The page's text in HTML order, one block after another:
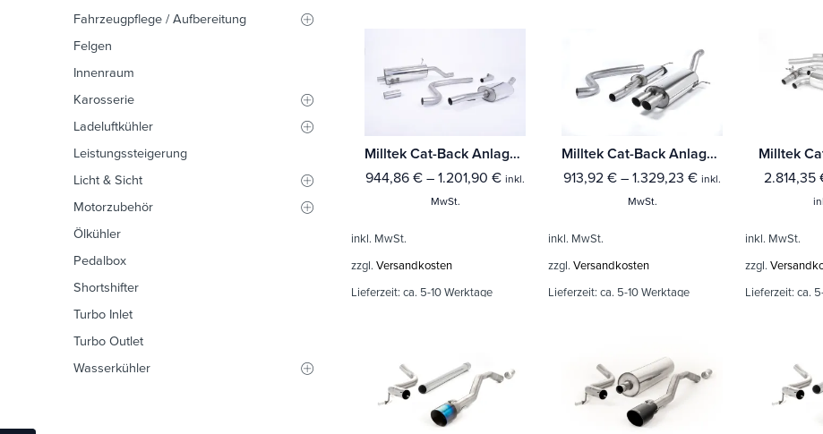
Milltek Cat-Back Anlage Ford Fiesta Mk8 1.0T EcoBoost ST-Line 3 & 5-Türer (Ohne-(Fahrzeuge mit OPF) Mit TÜV / ECE Zulassung!
944,86 € – 1.201,90 € inkl.
MwSt.
inkl. MwSt.
zzgl. Versandkosten
Lieferzeit: ca. 5-10 Werktage
Milltek Cat-Back Anlage Ford Fiesta Mk7/Mk7.5 ST 1.6 litre EcoBoost 182PS & ST200 Mit TÜV / ECE Zulassung!
913,92 € – 1.329,23 € inkl.
MwSt.
inkl. MwSt.
zzgl. Versandkosten
Lieferzeit: ca. 5-10 Werktage
2.814,35
inkl. MwSt.
zzgl.
Lieferzeit: ca.
Fahrzeugpflege / Aufbereitung
Felgen
Innenraum
Karosserie
Ladeluftkühler
Leistungssteigerung
Licht & Sicht
Motorzubehör
Ölkühler
Pedalbox
Shortshifter
Turbo Inlet
Turbo Outlet
Wasserkühler